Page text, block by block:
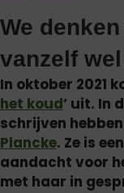
We
vanzelf wel
In oktober 2021
het koud’ uit. In
schrijven
Plancke. Ze is
aandacht voor
met haar in